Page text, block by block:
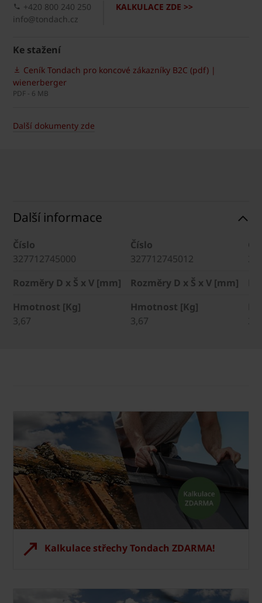
KALKULACE ZDE >>
+420 800 240 250
info@tondach.cz
Ke stažení
Ceník Tondach pro koncové zákazníky B2C (pdf) |
wienerberger
PDF - 6 MB
Další dokumenty zde
Další informace
Číslo
327712745000
Číslo
327712745012
Rozměry D x Š x V [mm]
Rozměry D x Š x V [mm]
Hmotnost [Kg]
3,67
Hmotnost [Kg]
3,67
Kalkulace střechy Tondach ZDARMA!